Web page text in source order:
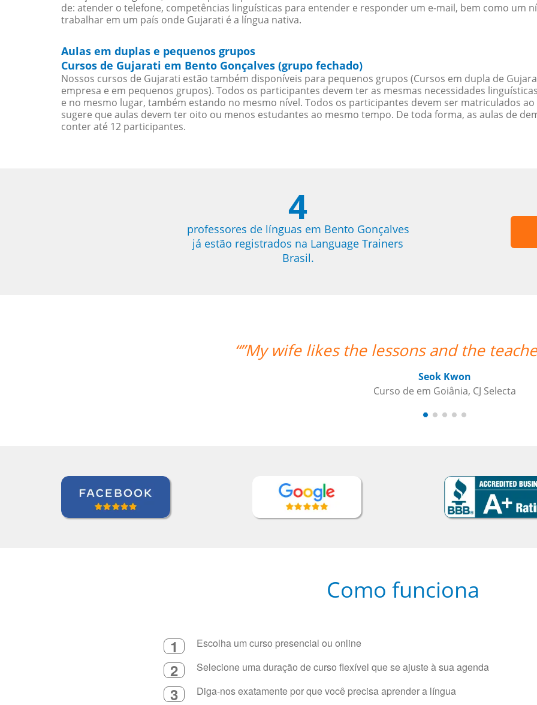
de: atender o telefone, competências linguísticas para entender e responder um e-mail, bem como um
trabalhar em um país onde Gujarati é a língua nativa.
Aulas em duplas e pequenos grupos
Cursos de Gujarati em Bento Gonçalves (grupo fechado)
Nossos cursos de Gujarati estão também disponíveis para pequenos grupos (Cursos em dupla de
empresa e em pequenos grupos). Todos os participantes devem ter as mesmas necessidades
e no mesmo lugar, também estando no mesmo nível. Todos os participantes devem ser matriculados
sugere que aulas devem ter oito ou menos estudantes ao mesmo tempo. De toda forma, as aulas de
conter até 12 participantes.
4
professores de línguas em Bento Gonçalves
já estão registrados na Language Trainers
Brasil.
wife likes the lessons and the teacher's punctuality.””
Como funciona
1 Escolha um curso presencial ou online
2 Selecione uma duração de curso flexível que se ajuste à sua agenda
3 Diga-nos exatamente por que você precisa aprender a língua